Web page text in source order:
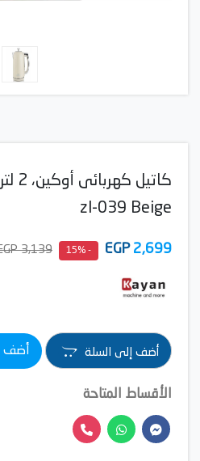
zl-039 Beige
2,699
EGP
- 15%
3,139 EGP
أضف إلى السلة أضف
الأقساط المتاحة